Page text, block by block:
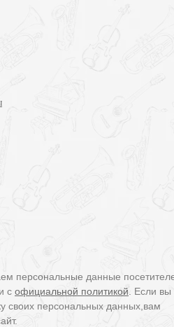
персональные данные
с официальной политикой . Если
своих персональных данных,вам